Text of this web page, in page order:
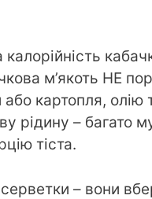
м’якоть НЕ
або картопля,
рідину – багато
тіста.
серветки – вони